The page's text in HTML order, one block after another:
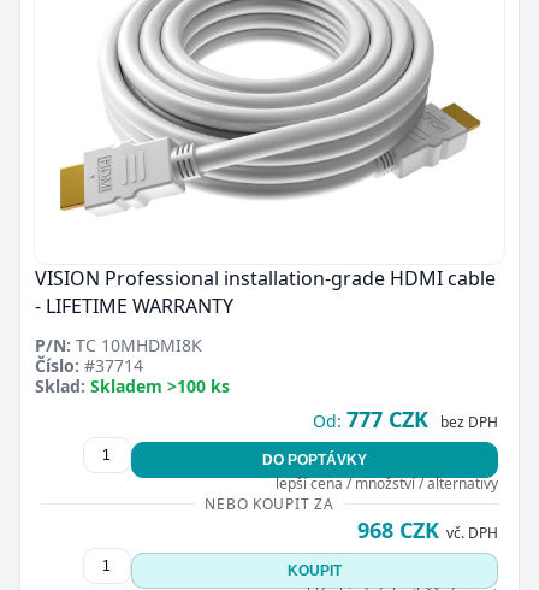
VISION Professional installation-grade HDMI cable
- LIFETIME WARRANTY
P/N: TC 10MHDMI8K
Číslo: #37714
Sklad: Skladem >100 ks
Od: 777 CZK bez DPH
DO POPTÁVKY
lepší cena / množství / alternativy
NEBO KOUPIT ZA
968 CZK vč. DPH
KOUPIT